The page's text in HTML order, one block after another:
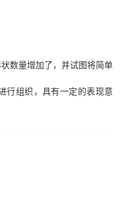
数量增加了，并试图将简单
行组织，具有一定的表现意